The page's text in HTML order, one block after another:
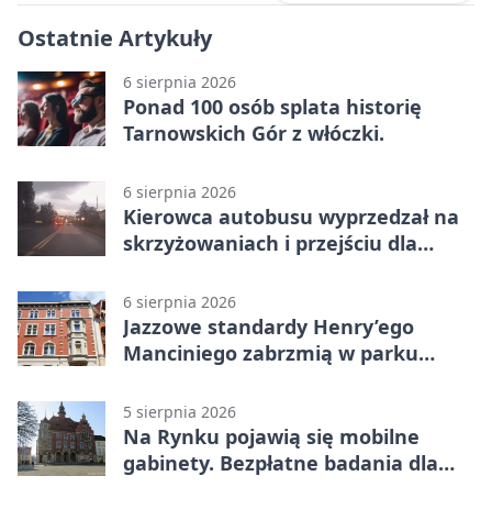
Ostatnie Artykuły
6 sierpnia 2026
Ponad 100 osób splata historię
Tarnowskich Gór z włóczki.
6 sierpnia 2026
Kierowca autobusu wyprzedzał na
skrzyżowaniach i przejściu dla
6 sierpnia 2026
Jazzowe standardy Henry’ego
Manciniego zabrzmią w parku
5 sierpnia 2026
Na Rynku pojawią się mobilne
gabinety. Bezpłatne badania dla